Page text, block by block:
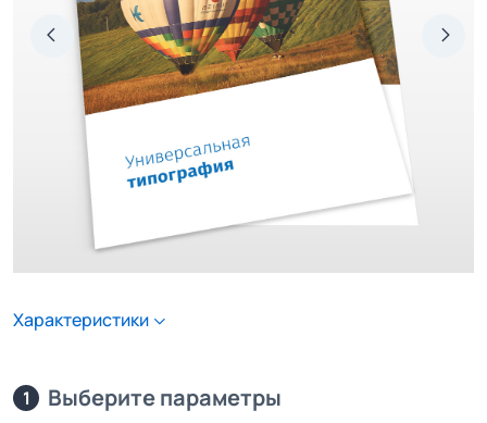
Характеристики
1 Выберите параметры